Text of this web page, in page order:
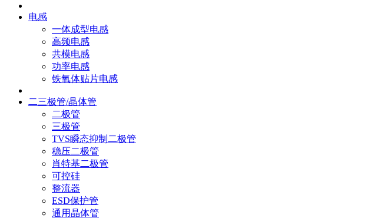
电感
一体成型电感
高频电感
共模电感
功率电感
铁氧体贴片电感
二三极管/晶体管
二极管
三极管
TVS瞬态抑制二极管
稳压二极管
肖特基二极管
可控硅
整流器
ESD保护管
通用晶体管